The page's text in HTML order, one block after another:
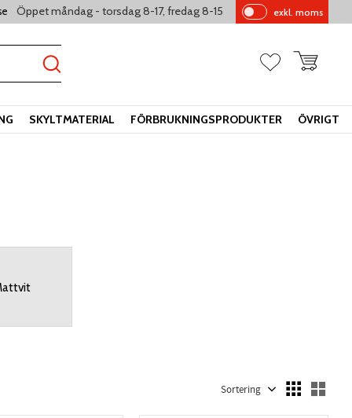
Öppet måndag - torsdag 8-17, fredag 8-15
Pr
s
exkl. moms
FavoriterKundvagn
SKYLTMATERIAL FÖRBRUKNINGSPRODUKTER ÖVRIGT